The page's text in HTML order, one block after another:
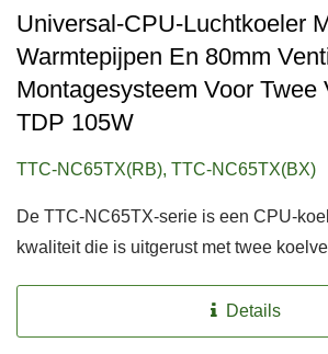
Universal-CPU-Luchtkoeler
Warmtepijpen En 80mm
Montagesysteem Voor Twee
TDP 105W
TTC-NC65TX(RB), TTC-NC65TX(BX)
De TTC-NC65TX-serie is een CPU-
kwaliteit die is uitgerust met twee
Details